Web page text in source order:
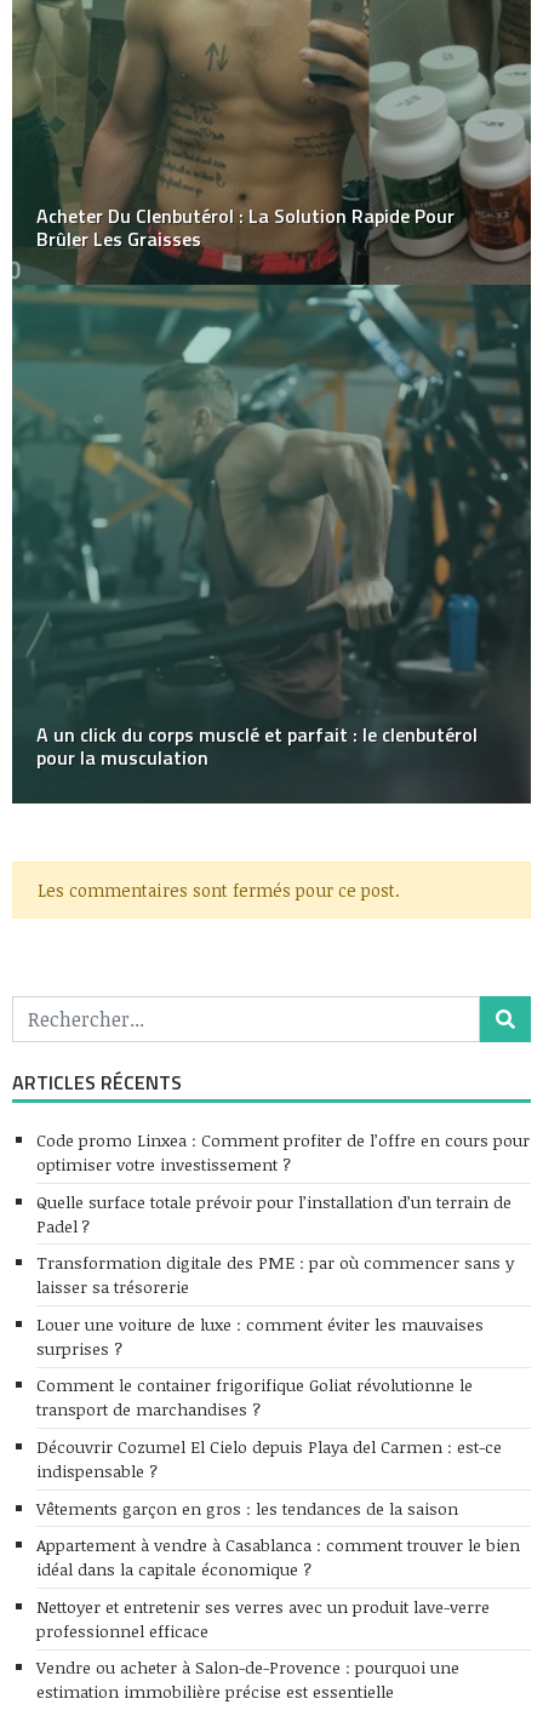
Acheter Du Clenbutérol : La Solution Rapide Pour
Brûler Les Graisses
A un click du corps musclé et parfait : le clenbutérol
pour la musculation
Les commentaires sont fermés pour ce post.
ARTICLES RÉCENTS
Code promo Linxea : Comment profiter de l’offre en cours pour
optimiser votre investissement ?
Quelle surface totale prévoir pour l’installation d’un terrain de
Padel ?
Transformation digitale des PME : par où commencer sans y
laisser sa trésorerie
Louer une voiture de luxe : comment éviter les mauvaises
surprises ?
Comment le container frigorifique Goliat révolutionne le
transport de marchandises ?
Découvrir Cozumel El Cielo depuis Playa del Carmen : est-ce
indispensable ?
Vêtements garçon en gros : les tendances de la saison
Appartement à vendre à Casablanca : comment trouver le bien
idéal dans la capitale économique ?
Nettoyer et entretenir ses verres avec un produit lave-verre
professionnel efficace
Vendre ou acheter à Salon-de-Provence : pourquoi une
estimation immobilière précise est essentielle